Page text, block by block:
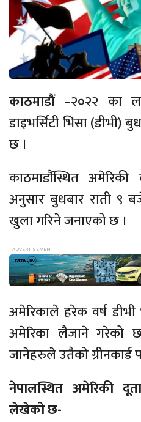
काठमाडौं –२०२२ का
डाइभर्सिटी भिसा (डीभी)
छ ।
काठमाडौंस्थित
अनुसार बुधबार राती ९
खुला गरिने जनाएको छ ।
अमेरिकाले हरेक वर्ष डीभी
अमेरिका लैजाने गरेको
जानेहरुले उतैको ग्रीनकार्ड
नेपालस्थित अमेरिकी
लेखेको छ-